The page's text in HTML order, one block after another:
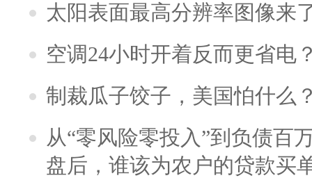
太阳表面最高分辨率图像来
空调24小时开着反而更省电
制裁瓜子饺子，美国怕什么
从“零风险零投入”到负债百
盘后，谁该为农户的贷款买